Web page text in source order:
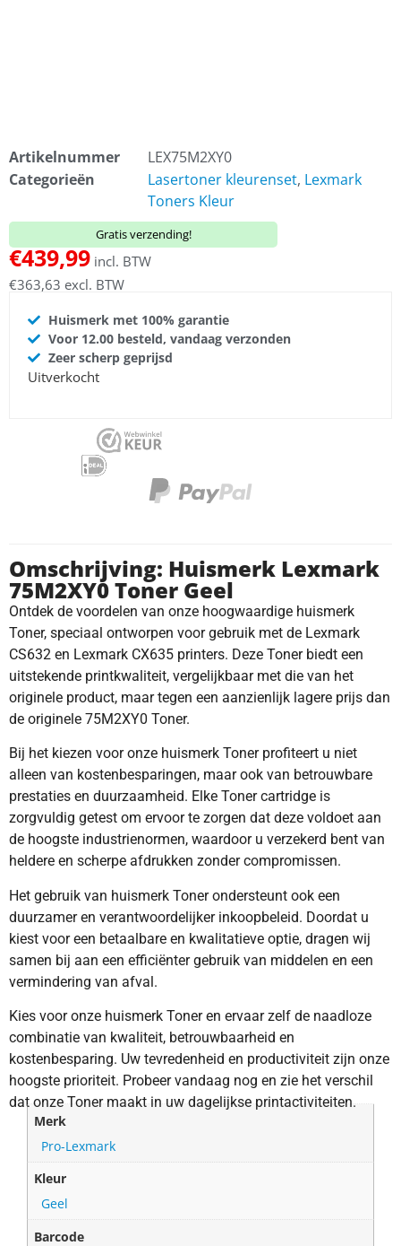
Artikelnummer
LEX75M2XY0
Categorieën
Lasertoner kleurenset, Lexmark
Toners Kleur
Gratis verzending!
€439,99 incl. BTW
€363,63 excl. BTW
Huismerk met 100% garantie
Voor 12.00 besteld, vandaag verzonden
Zeer scherp geprijsd
Uitverkocht
Omschrijving: Huismerk Lexmark
75M2XY0 Toner Geel
Ontdek de voordelen van onze hoogwaardige huismerk
Toner, speciaal ontworpen voor gebruik met de Lexmark
CS632 en Lexmark CX635 printers. Deze Toner biedt een
uitstekende printkwaliteit, vergelijkbaar met die van het
originele product, maar tegen een aanzienlijk lagere prijs dan
de originele 75M2XY0 Toner.
Bij het kiezen voor onze huismerk Toner profiteert u niet
alleen van kostenbesparingen, maar ook van betrouwbare
prestaties en duurzaamheid. Elke Toner cartridge is
zorgvuldig getest om ervoor te zorgen dat deze voldoet aan
de hoogste industrienormen, waardoor u verzekerd bent van
heldere en scherpe afdrukken zonder compromissen.
Het gebruik van huismerk Toner ondersteunt ook een
duurzamer en verantwoordelijker inkoopbeleid. Doordat u
kiest voor een betaalbare en kwalitatieve optie, dragen wij
samen bij aan een efficiënter gebruik van middelen en een
vermindering van afval.
Kies voor onze huismerk Toner en ervaar zelf de naadloze
combinatie van kwaliteit, betrouwbaarheid en
kostenbesparing. Uw tevredenheid en productiviteit zijn onze
hoogste prioriteit. Probeer vandaag nog en zie het verschil
dat onze Toner maakt in uw dagelijkse printactiviteiten.
Merk
Pro-Lexmark
Kleur
Geel
Barcode